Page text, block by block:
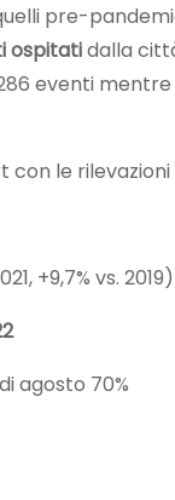
pre-
ospitatidalla
eventi
le
+9,7% vs. 2019)
agosto 70%